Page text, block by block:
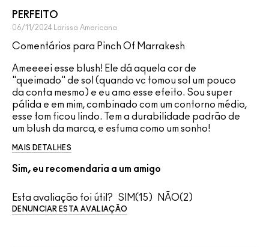
PERFEITO
06/11/2024 Larissa Americana
Comentários para Pinch Of Marrakesh
Ameeeei esse blush! Ele dá aquela cor de
"queimado" de sol (quando vc tomou sol um pouco
da conta mesmo) e eu amo esse efeito. Sou super
pálida e em mim, combinado com um contorno médio,
esse tom ficou lindo. Tem a durabilidade padrão de
um blush da marca, e esfuma como um sonho!
MAIS DETALHES
Sim, eu recomendaria a um amigo
Esta avaliação foi útil? 15 2
DENUNCIAR ESTA AVALIAÇÃO